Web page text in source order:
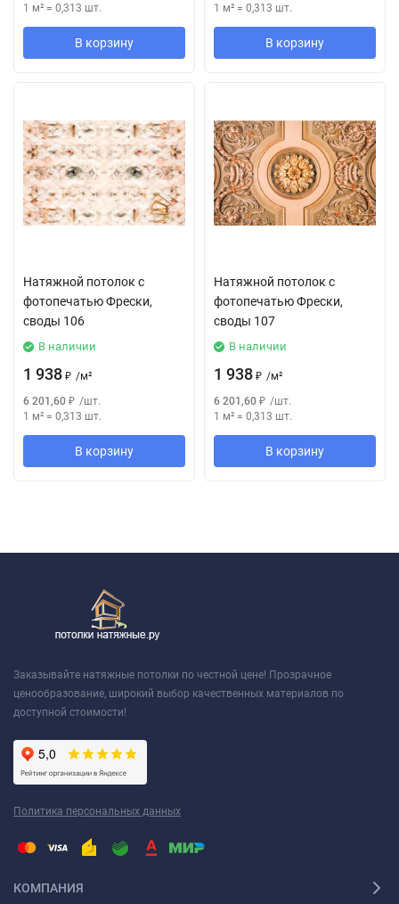
1 м² = 0,313 шт.
В корзину
1 м² = 0,313 шт.
В корзину
Натяжной потолок с
фотопечатью Фрески,
своды 106
В наличии
1 938 ₽ /м²
6 201,60 ₽ /шт.
1 м² = 0,313 шт.
В корзину
Натяжной потолок с
фотопечатью Фрески,
своды 107
В наличии
1 938 ₽ /м²
6 201,60 ₽ /шт.
1 м² = 0,313 шт.
В корзину
Заказывайте натяжные потолки по честной цене! Прозрачное
ценообразование, широкий выбор качественных материалов по
доступной стоимости!
Политика персональных данных
КОМПАНИЯ